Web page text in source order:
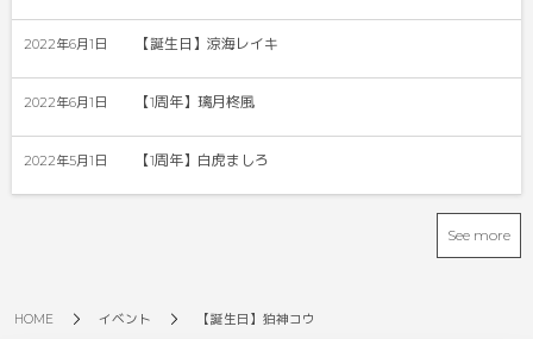
2022年6月1日 【誕生日】涼海レイキ
2022年6月1日 【1周年】璃月柊風
2022年5月1日 【1周年】白虎ましろ
See more
HOME イベント 【誕生日】狛神コウ